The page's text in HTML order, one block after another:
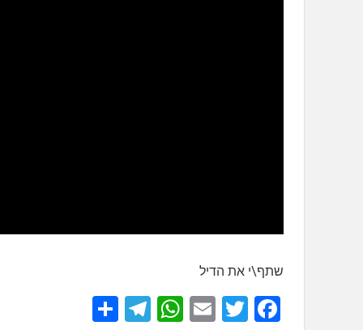
שתף\י את הדיל
F
T
E
W
T